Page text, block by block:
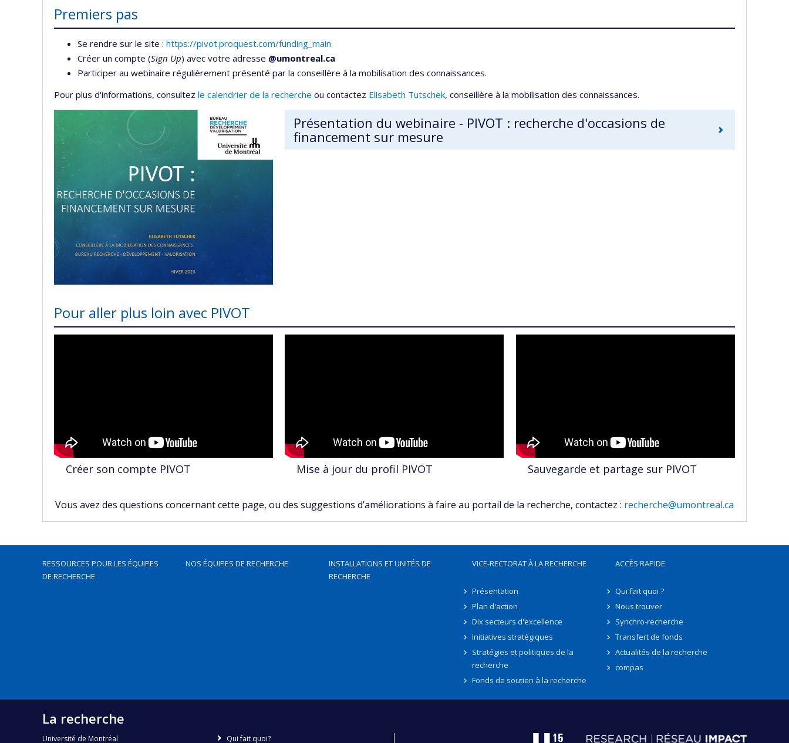
Premiers pas
Se rendre sur le site : https://pivot.proquest.com/funding_main
Créer un compte (Sign Up) avec votre adresse @umontreal.ca
Participer au webinaire régulièrement présenté par la conseillère à la mobilisation des connaissances.
Pour plus d'informations, consultez le calendrier de la recherche ou contactez Elisabeth Tutschek, conseillère à la mobilisation des connaissances.
Présentation du webinaire - PIVOT : recherche d'occasions de
financement sur mesure
Pour aller plus loin avec PIVOT
Créer son compte PIVOT Mise à jour du profil PIVOT Sauvegarde et partage sur PIVOT
Vous avez des questions concernant cette page, ou des suggestions d’améliorations à faire au portail de la recherche, contactez : recherche@umontreal.ca
RESSOURCES POUR LES ÉQUIPES
DE RECHERCHE
NOS ÉQUIPES DE RECHERCHE
INSTALLATIONS ET UNITÉS DE
RECHERCHE
VICE-RECTORAT À LA RECHERCHE
Présentation
Plan d'action
Dix secteurs d'excellence
Initiatives stratégiques
Stratégies et politiques de la
recherche
Fonds de soutien à la recherche
ACCÈS RAPIDE
Qui fait quoi ?
Nous trouver
Synchro-recherche
Transfert de fonds
Actualités de la recherche
compas
La recherche
Université de Montréal Qui fait quoi?